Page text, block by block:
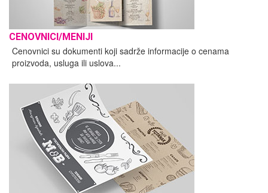
CENOVNICI/MENIJI
Cenovnici su dokumenti koji sadrže informacije o cenama
proizvoda, usluga ili uslova...